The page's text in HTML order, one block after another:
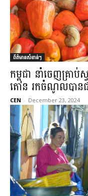
ព័ត៌មានសំខាន់ៗ
កម្ពុជា នាំចេញគ្រា
តោន រកចំណូលបានជា
CEN - December 23, 2024